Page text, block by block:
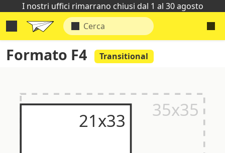
I nostri uffici rimarrano chiusi dal 1 al 30 agosto
Formato F4 Transitional